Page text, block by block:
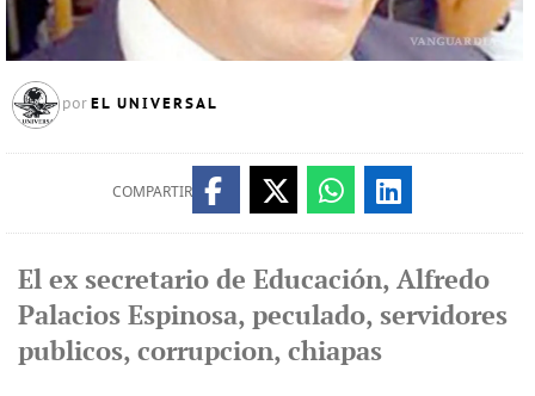
por EL UNIVERSAL
COMPARTIR
El ex secretario de Educación, Alfredo
Palacios Espinosa, peculado, servidores
publicos, corrupcion, chiapas